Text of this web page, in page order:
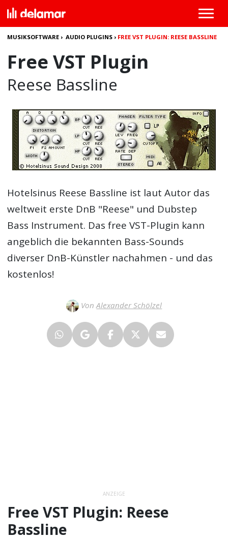
MUSIKSOFTWARE ›AUDIO PLUGINS › FREE VST PLUGIN: REESE BASSLINE
Free VST Plugin
Reese Bassline
Hotelsinus Reese Bassline ist laut Autor das
weltweit erste DnB "Reese" und Dubstep
Bass Instrument. Das free VST-Plugin kann
angeblich die bekannten Bass-Sounds
diverser DnB-Künstler nachahmen - und das
kostenlos!
VonAlexander Schölzel
ANZEIGE
Free VST Plugin: Reese
Bassline